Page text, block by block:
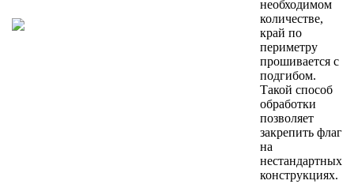
необходимом
количестве,
край по
периметру
прошивается с
подгибом.
Такой способ
обработки
позволяет
закрепить флаг
на
нестандартных
конструкциях.